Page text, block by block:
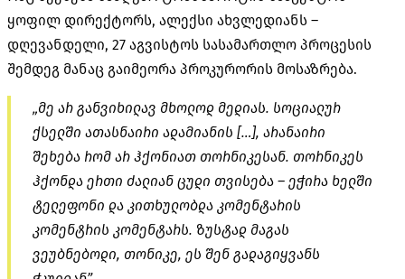
ყოფილ დირექტორს, ალექსი ახვლედიანს –
დღევანდელი, 27 აგვისტოს სასამართლო პროცესის
შემდეგ მანაც გაიმეორა პროკურორის მოსაზრება.
„მე არ განვიხილავ მხოლოდ მედიას. სოციალურ
ქსელში ათასნაირი ადამიანის […], არანაირი
შეხება რომ არ ჰქონიათ თორნიკესან. თორნიკეს
ჰქონდა ერთი ძალიან ცუდი თვისება – ეჭირა ხელში
ტელეფონი და კითხულობდა კომენტარის
კომენტრის კომენტარს. ზუსტად მაგას
ვეუბნებოდი, თონიკე, ეს შენ გადაგიყვანს